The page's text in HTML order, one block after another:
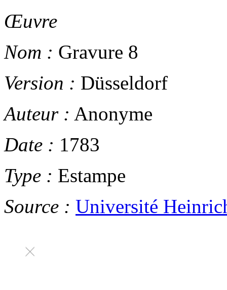
Œuvre
Nom : Gravure 8
Version : Düsseldorf
Auteur : Anonyme
Date : 1783
Type : Estampe
Source : Université